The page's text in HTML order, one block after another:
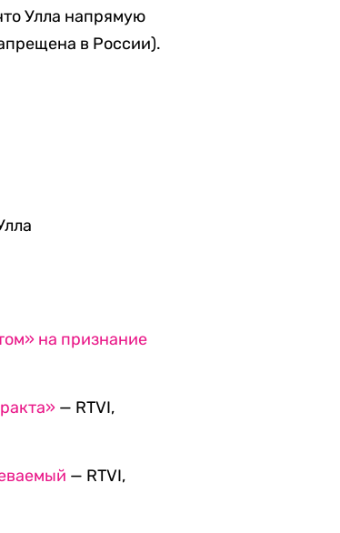
Улла напрямую
в России).
на признание
— RTVI,
— RTVI,